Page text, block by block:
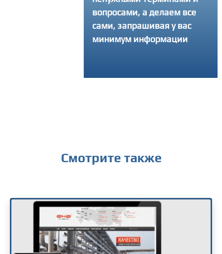
вопросами, а делаем все
сами, запрашивая у вас
интересующий
получить
Смотрите также